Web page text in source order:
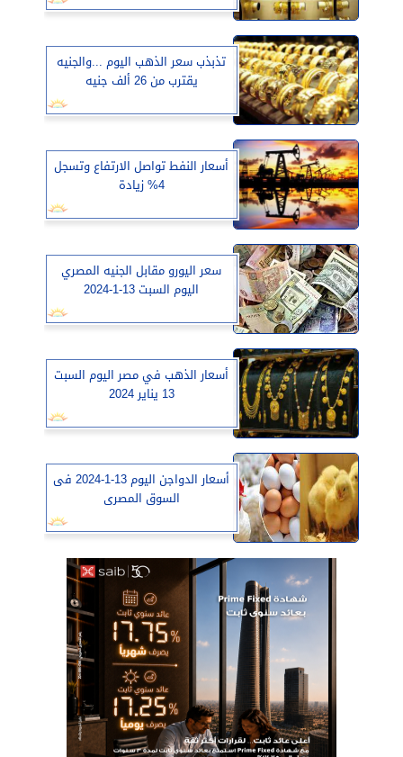
تذبذب سعر الذهب اليوم ...والجنيه
يقترب من 26 ألف جنيه
أسعار النفط تواصل الارتفاع وتسجل
4% زيادة
سعر اليورو مقابل الجنيه المصري
اليوم السبت 13-1-2024
أسعار الذهب في مصر اليوم السبت
13 يناير 2024
أسعار الدواجن اليوم 13-1-2024 فى
السوق المصرى